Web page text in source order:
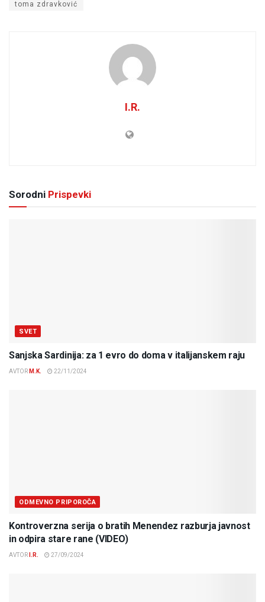
toma zdravković
I.R.
Sorodni Prispevki
SVET
Sanjska Sardinija: za 1 evro do doma v italijanskem raju
AVTOR M.K. 22/11/2024
ODMEVNO PRIPOROČA
Kontroverzna serija o bratih Menendez razburja javnost
in odpira stare rane (VIDEO)
AVTOR I.R. 27/09/2024